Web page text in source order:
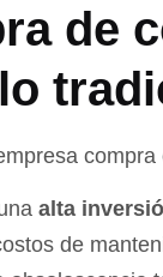
de
compra
alta
de